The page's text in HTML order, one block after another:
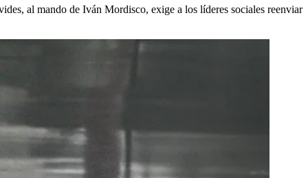
al mando de Iván Mordisco, exige a los líderes sociales reenviar